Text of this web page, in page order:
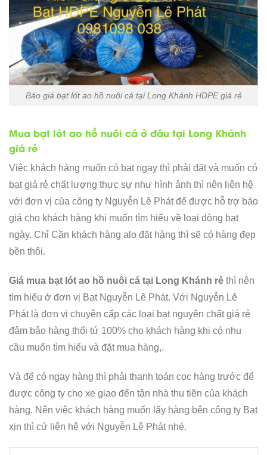
Báo giá bạt lót ao hồ nuôi cá tại Long Khánh HDPE giá rẻ
Mua bạt lót ao hồ nuôi cá ở đâu tại Long Khánh
giá rẻ
Việc khách hàng muốn có bạt ngay thì phải đặt và muốn có
bạt giá rẻ chất lượng thực sự như hình ảnh thì nên liên hệ
với đơn vị của công ty Nguyễn Lê Phát để được hỗ trợ báo
giá cho khách hàng khi muốn tìm hiểu về loại dòng bạt
ngày. Chỉ Cần khách hàng alo đặt hàng thì sẽ có hàng đẹp
bền thôi.
Giá mua bạt lót ao hồ nuôi cá tại Long Khánh rẻ thì nên
tìm hiểu ở đơn vị Bạt Nguyễn Lê Phát. Với Nguyễn Lê
Phát là đơn vị chuyên cấp các loại bạt nguyên chất giá rẻ
đảm bảo hàng thổi tứ 100% cho khách hàng khi có nhu
cầu muốn tìm hiểu và đặt mua hàng,.
Và để có ngay hàng thì phải thanh toán cọc hàng trước để
được công ty cho xe giao đến tận nhà thu tiền của khách
hàng. Nên việc khách hàng muốn lấy hàng bên công ty Bạt
xịn thì cứ liên hệ với Nguyễn Lê Phát nhé.